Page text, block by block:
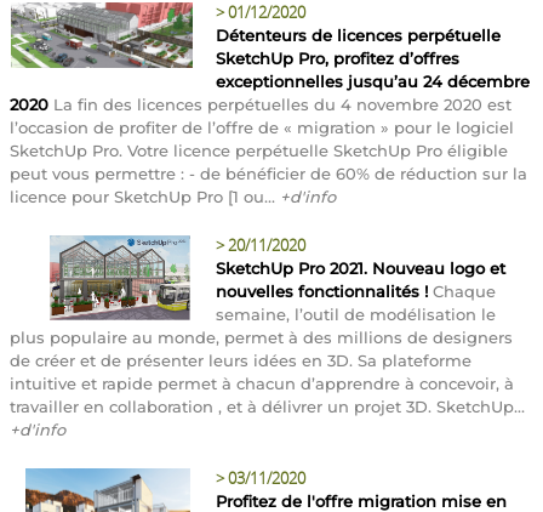
>01/12/2020
Détenteurs de licences perpétuelle
SketchUp Pro, profitez d’offres
exceptionnelles jusqu’au 24 décembre
2020 La fin des licences perpétuelles du 4 novembre 2020 est
l’occasion de profiter de l’offre de « migration » pour le logiciel
SketchUp Pro. Votre licence perpétuelle SketchUp Pro éligible
peut vous permettre : - de bénéficier de 60% de réduction sur la
licence pour SketchUp Pro [1 ou... +d'info
>20/11/2020
SketchUp Pro 2021. Nouveau logo et
nouvelles fonctionnalités ! Chaque
semaine, l’outil de modélisation le
plus populaire au monde, permet à des millions de designers
de créer et de présenter leurs idées en 3D. Sa plateforme
intuitive et rapide permet à chacun d’apprendre à concevoir, à
travailler en collaboration , et à délivrer un projet 3D. SketchUp...
+d'info
>03/11/2020
Profitez de l'offre migration mise en